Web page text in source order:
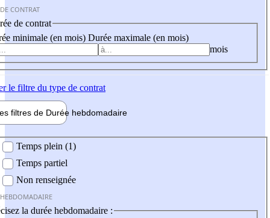
CONTRAT
de contrat
minimale (en mois) Durée maximale (en mois)
mois
le filtre du type de contrat
filtres de Durée hebdomadaire
Temps plein (1)
Temps partiel
Non renseignée
la durée hebdomadaire :